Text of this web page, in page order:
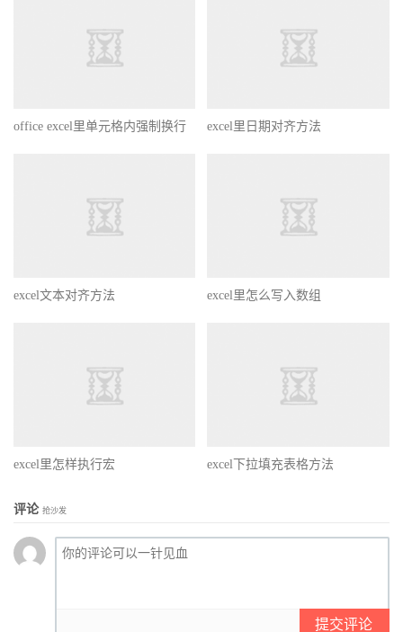
office excel里单元格内强制换行 excel里日期对齐方法
excel文本对齐方法 excel里怎么写入数组
excel里怎样执行宏 excel下拉填充表格方法
评论 抢沙发
提交评论